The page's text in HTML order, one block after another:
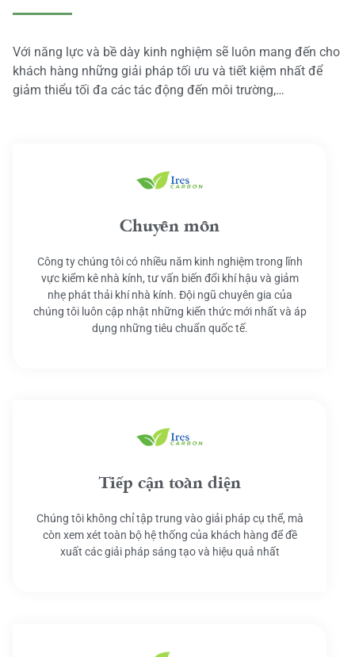
Với năng lực và bề dày kinh nghiệm sẽ luôn mang đến cho
khách hàng những giải pháp tối ưu và tiết kiệm nhất để
giảm thiểu tối đa các tác động đến môi trường,…
Chuyên môn
Công ty chúng tôi có nhiều năm kinh nghiệm trong lĩnh
vực kiểm kê nhà kính, tư vấn biến đổi khí hậu và giảm
nhẹ phát thải khí nhà kính. Đội ngũ chuyên gia của
chúng tôi luôn cập nhật những kiến thức mới nhất và áp
dụng những tiêu chuẩn quốc tế.
Tiếp cận toàn diện
Chúng tôi không chỉ tập trung vào giải pháp cụ thể, mà
còn xem xét toàn bộ hệ thống của khách hàng để đề
xuất các giải pháp sáng tạo và hiệu quả nhất